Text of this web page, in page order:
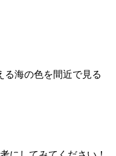
海の色を間近で見る